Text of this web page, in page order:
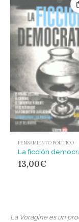
PENSAMIENTO POLÍTICO
La ficción
13,00€
La Vorágine es un